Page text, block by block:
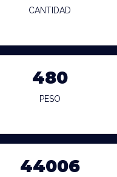
CANTIDAD
480
PESO
44006